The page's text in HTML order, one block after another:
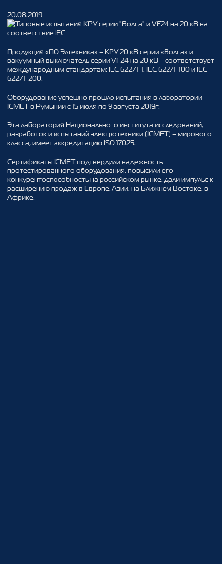
серии "Волга" и VF24 на 20
кВ на соответствие IEC
20.08.2019
Продукция «ПО Элтехника» – КРУ 20 кВ серии «Волга» и
вакуумный выключатель серии VF24 на 20 кВ – соответствует
международным стандартам: IEC 62271-1, IEC 62271-100 и IEC
62271-200.
Оборудование успешно прошло испытания в лаборатории
ICMET в Румынии с 15 июля по 9 августа 2019г.
Эта лаборатория Национального института исследований,
разработок и испытаний электротехники (ICМЕТ) – мирового
класса, имеет аккредитацию ISO 17025.
Сертификаты ICМЕТ подтвердили надежность
протестированного оборудования, повысили его
конкурентоспособность на российском рынке, дали импульс к
расширению продаж в Европе, Азии, на Ближнем Востоке, в
Африке.